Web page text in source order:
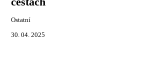
Ostatní
30. 04. 2025